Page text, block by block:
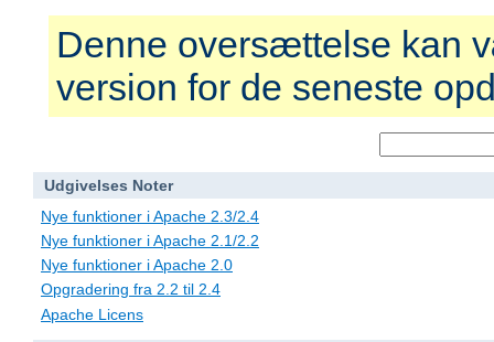
Denne oversættelse kan
version for de seneste
Udgivelses Noter
Nye funktioner i Apache 2.3/2.4
Nye funktioner i Apache 2.1/2.2
Nye funktioner i Apache 2.0
Opgradering fra 2.2 til 2.4
Apache Licens